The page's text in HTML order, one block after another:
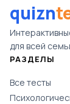
quizn
для всей
РАЗДЕЛЫ
Все тесты